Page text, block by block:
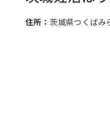
住所：茨城県つくばみ